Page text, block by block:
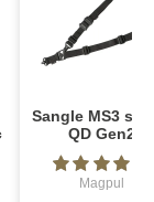
Sangle MS3
QD Gen2
Magpul